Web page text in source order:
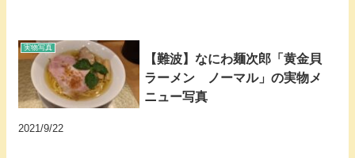
実物写真
【難波】なにわ麺次郎「黄金貝
ラーメン ノーマル」の実物メ
ニュー写真
2021/9/22